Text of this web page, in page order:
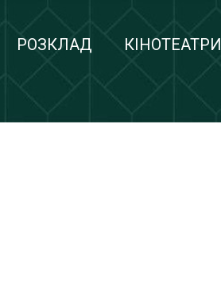
РОЗКЛАД КІНОТЕАТРИ